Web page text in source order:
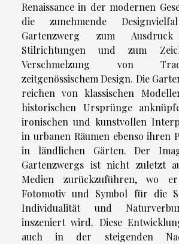
Renaissance in der modernen
die zunehmende
Gartenzwerg zum Ausdruck
Stilrichtungen und zum
Verschmelzung von
zeitgenössischem Design. Die
reichen von klassischen
historischen Ursprünge
ironischen und kunstvollen
in urbanen Räumen ebenso ihren
in ländlichen Gärten. Der
Gartenzwergs ist nicht zuletzt
Medien zurückzuführen, wo
Fotomotiv und Symbol für die
Individualität und
inszeniert wird. Diese
auch in der steigenden